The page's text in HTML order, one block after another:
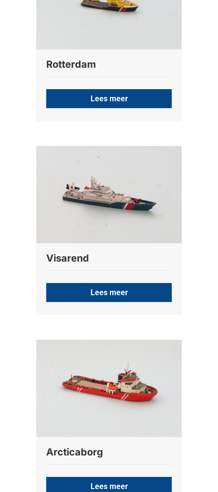
Rotterdam
Lees meer
Visarend
Lees meer
Arcticaborg
Lees meer